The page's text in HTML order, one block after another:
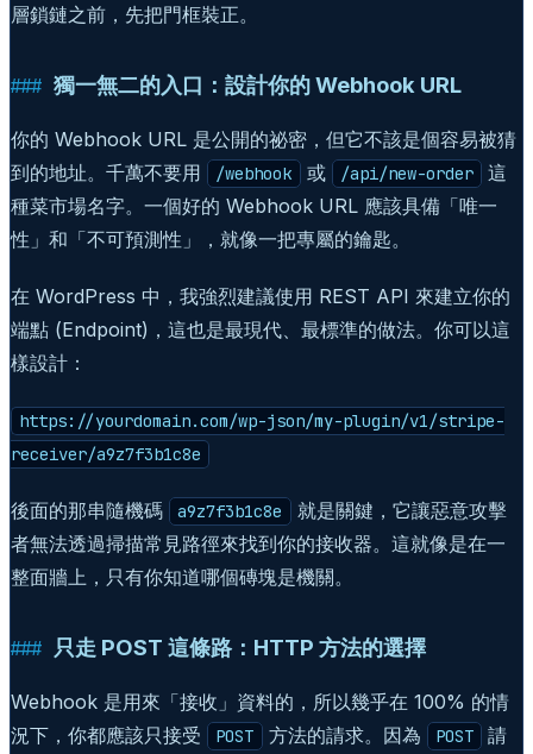
層鎖鏈之前，先把門框裝正。
獨一無二的入口：設計你的 Webhook URL
你的 Webhook URL 是公開的祕密，但它不該是個容易被猜
到的地址。千萬不要用
/webhook 或 /api/new-order
這
種菜市場名字。一個好的 Webhook URL 應該具備「唯一
性」和「不可預測性」，就像一把專屬的鑰匙。
在 WordPress 中，我強烈建議使用 REST API 來建立你的
端點 (Endpoint)，這也是最現代、最標準的做法。你可以這
樣設計：
https://yourdomain.com/wp-json/my-plugin/v1/stripe-
receiver/a9z7f3b1c8e
後面的那串隨機碼 a9z7f3b1c8e
就是關鍵，它讓惡意攻擊
者無法透過掃描常見路徑來找到你的接收器。這就像是在一
整面牆上，只有你知道哪個磚塊是機關。
只走 POST 這條路：HTTP 方法的選擇
Webhook 是用來「接收」資料的，所以幾乎在 100% 的情
況下，你都應該只接受
POST 方法的請求。因為 POST
請